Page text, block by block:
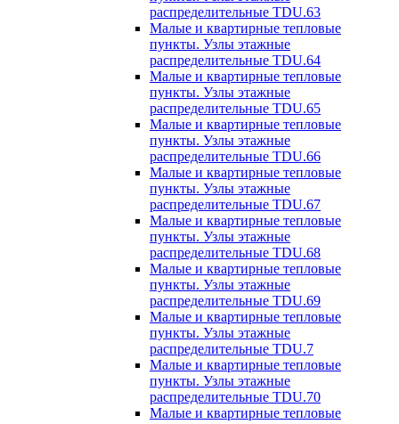
распределительные TDU.63
Малые и квартирные тепловые
пункты. Узлы этажные
распределительные TDU.64
Малые и квартирные тепловые
пункты. Узлы этажные
распределительные TDU.65
Малые и квартирные тепловые
пункты. Узлы этажные
распределительные TDU.66
Малые и квартирные тепловые
пункты. Узлы этажные
распределительные TDU.67
Малые и квартирные тепловые
пункты. Узлы этажные
распределительные TDU.68
Малые и квартирные тепловые
пункты. Узлы этажные
распределительные TDU.69
Малые и квартирные тепловые
пункты. Узлы этажные
распределительные TDU.7
Малые и квартирные тепловые
пункты. Узлы этажные
распределительные TDU.70
Малые и квартирные тепловые